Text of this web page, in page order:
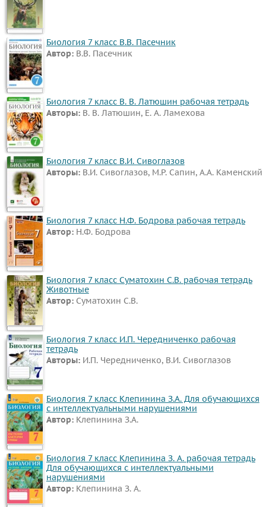
Биология 7 класс В.В. Пасечник
Автор: В.В. Пасечник
Биология 7 класс В. В. Латюшин рабочая тетрадь
Авторы: В. В. Латюшин, Е. А. Ламехова
Биология 7 класс В.И. Сивоглазов
Авторы: В.И. Сивоглазов, М.Р. Сапин, А.А. Каменский
Биология 7 класс Н.Ф. Бодрова рабочая тетрадь
Автор: Н.Ф. Бодрова
Биология 7 класс Суматохин С.В. рабочая тетрадь
Животные
Автор: Суматохин С.В.
Биология 7 класс И.П. Чередниченко рабочая
тетрадь
Авторы: И.П. Чередниченко, В.И. Сивоглазов
Биология 7 класс Клепинина З.А. Для обучающихся
с интеллектуальными нарушениями
Автор: Клепинина З.А.
Биология 7 класс Клепинина З. А. рабочая тетрадь
Для обучающихся с интеллектуальными
нарушениями
Автор: Клепинина З. А.